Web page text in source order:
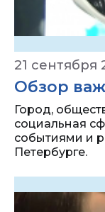
21 сентября
Обзор
Город,
социальная
событиями и
Петербурге.